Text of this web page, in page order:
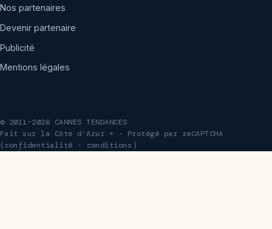
Nos partenaires
Devenir partenaire
Publicité
Mentions légales
© 2011–2026 CANNES TENDANCES
Fait sur la Côte d'Azur ☀ · Protégé par reCAPTCHA
( confidentialité · conditions )